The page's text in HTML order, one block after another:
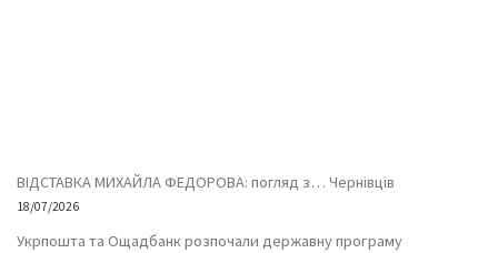
ВІДСТАВКА МИХАЙЛА ФЕДОРОВА: погляд з… Чернівців
18/07/2026
Укрпошта та Ощадбанк розпочали державну програму